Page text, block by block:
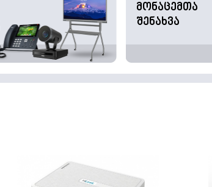
მონაცემთა
შენახვა